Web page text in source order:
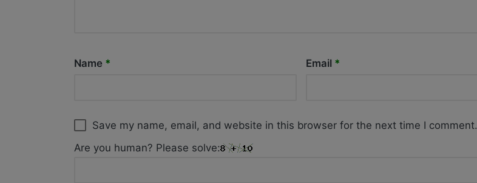
Name * Email *
Save my name, email, and website in this browser for the next time I comment.
Are you human? Please solve: